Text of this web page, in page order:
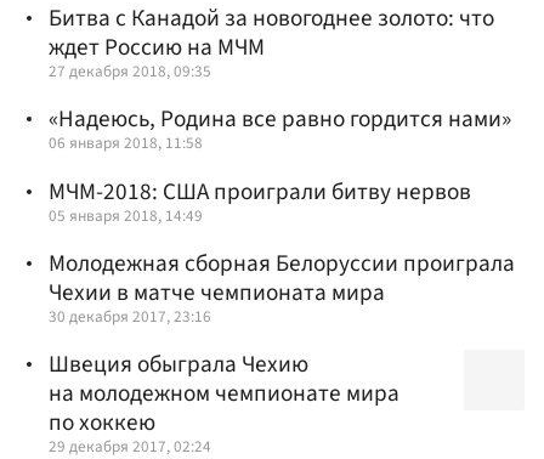
Битва с Канадой за новогоднее золото: что
ждет Россию на МЧМ
27 декабря 2018, 09:35
«Надеюсь, Родина все равно гордится нами»
06 января 2018, 11:58
МЧМ-2018: США проиграли битву нервов
05 января 2018, 14:49
Молодежная сборная Белоруссии проиграла
Чехии в матче чемпионата мира
30 декабря 2017, 23:16
Швеция обыграла Чехию
на молодежном чемпионате мира
по хоккею
29 декабря 2017, 02:24